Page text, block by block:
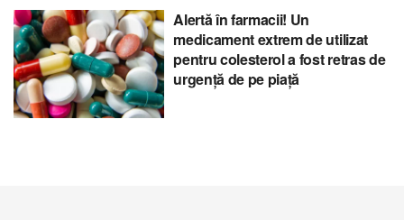
Alertă în farmacii! Un
medicament extrem de utilizat
pentru colesterol a fost retras de
urgență de pe piață